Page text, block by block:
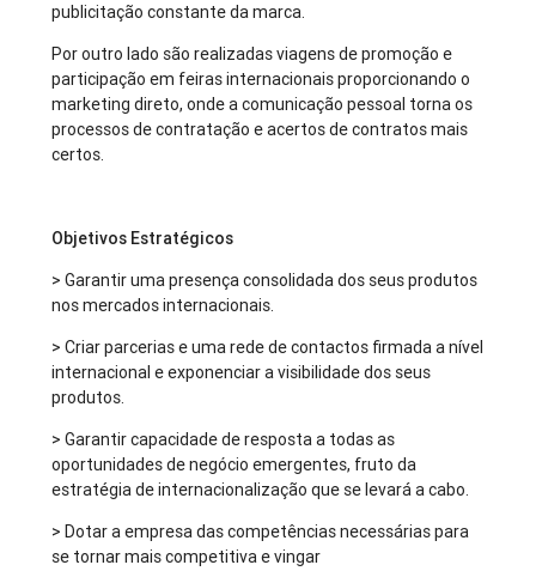
publicitação constante da marca.
Por outro lado são realizadas viagens de promoção e
participação em feiras internacionais proporcionando o
marketing direto, onde a comunicação pessoal torna os
processos de contratação e acertos de contratos mais
certos.
Objetivos Estratégicos
> Garantir uma presença consolidada dos seus produtos
nos mercados internacionais.
> Criar parcerias e uma rede de contactos firmada a nível
internacional e exponenciar a visibilidade dos seus
produtos.
> Garantir capacidade de resposta a todas as
oportunidades de negócio emergentes, fruto da
estratégia de internacionalização que se levará a cabo.
> Dotar a empresa das competências necessárias para
se tornar mais competitiva e vingar